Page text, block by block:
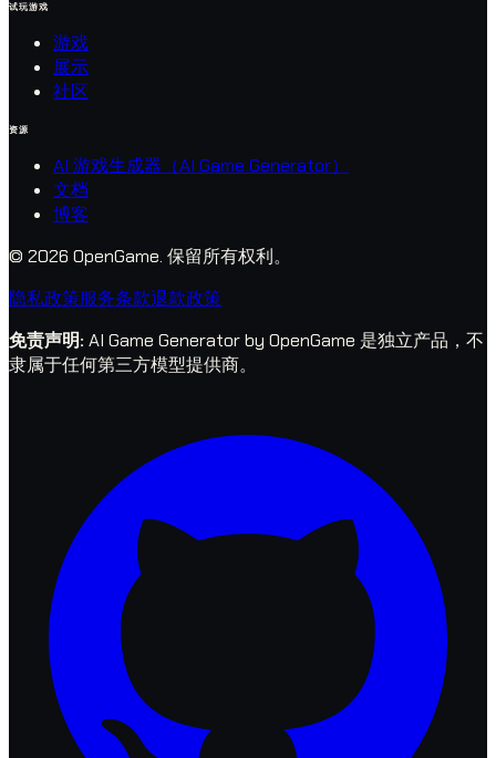
试玩游戏
游戏
展示
社区
资源
AI 游戏生成器（AI Game Generator）
文档
博客
© 2026 OpenGame. 保留所有权利。
隐私政策服务条款退款政策
免责声明: AI Game Generator by OpenGame 是独立产品，不
隶属于任何第三方模型提供商。